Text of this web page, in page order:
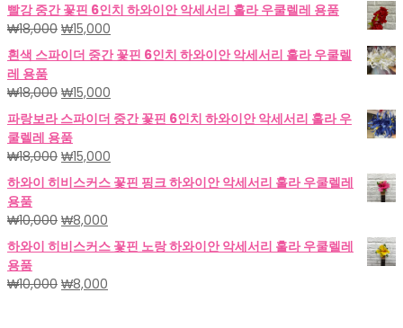
빨강 중간 꽃핀 6인치 하와이안 악세서리 훌라 우쿨렐레 용품
₩18,000 원
래
가
격:
₩18,000.
₩15,000
재
가
₩15,000.
흰색 스파이더 중간 꽃핀 6인치 하와이안 악세서리 훌라 우쿨렐
레 용품
₩18,000 원
래
가
격:
₩18,000.
₩15,000
재
가
₩15,000.
파랑보라 스파이더 중간 꽃핀 6인치 하와이안 악세서리 훌라 우
쿨렐레 용품
₩18,000 원
래
가
격:
₩18,000.
₩15,000
재
가
하와이 히비스커스 꽃핀 핑크 하와이안 악세서리 훌라 우쿨렐레
용품
₩10,000 원
래
가
격:
₩10,000.
₩8,000
재
가
₩8,000.
하와이 히비스커스 꽃핀 노랑 하와이안 악세서리 훌라 우쿨렐레
용품
₩10,000 원
₩8,000